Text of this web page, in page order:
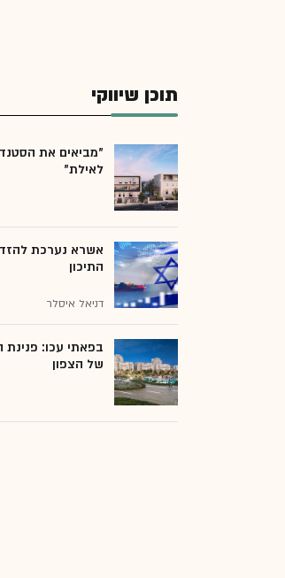
תוכן שיווקי
"מביאים את
לאילת"
אשרא נערכת
התיכון
דניאל איסלר
בפאתי עכו:
של הצפון